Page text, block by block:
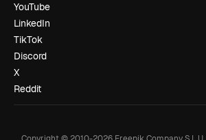
YouTube
LinkedIn
TikTok
Discord
X
Reddit